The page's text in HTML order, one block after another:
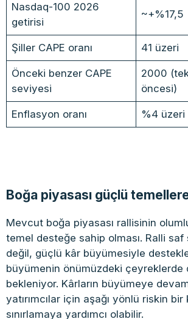
Nasdaq-100 2026
getirisi
~+%17,5
Şiller CAPE oranı 41 üzeri
Önceki benzer CAPE
seviyesi
2000
öncesi)
Enflasyon oranı %4 üzeri
Boğa piyasası güçlü
Mevcut boğa piyasası rallisinin
temel desteğe sahip olması. Ralli
değil, güçlü kâr büyümesiyle
büyümenin önümüzdeki çeyreklerde
bekleniyor. Kârların büyümeye
yatırımcılar için aşağı yönlü riskin bir
sınırlamaya yardımcı olabilir.